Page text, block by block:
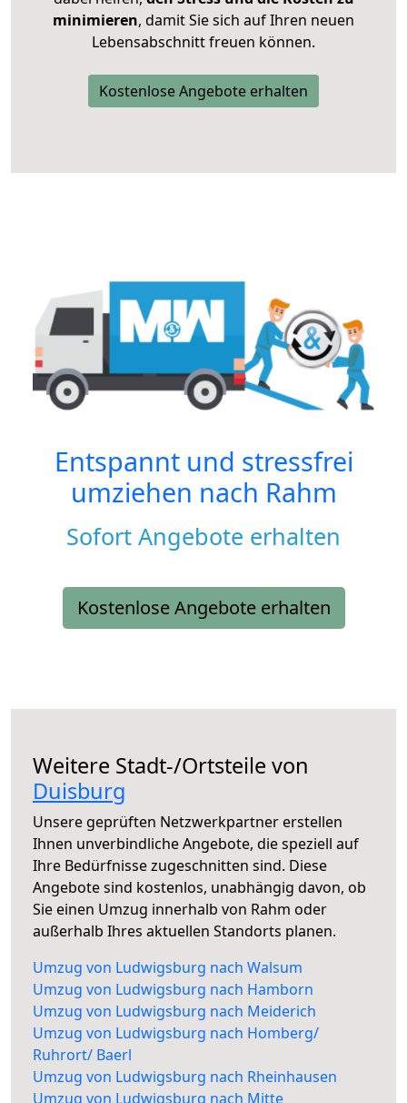
minimieren, damit Sie sich auf Ihren neuen
Lebensabschnitt freuen können.
Kostenlose Angebote erhalten
Entspannt und stressfrei
umziehen nach Rahm
Sofort Angebote erhalten
Kostenlose Angebote erhalten
Weitere Stadt-/Ortsteile von
Duisburg
Unsere geprüften Netzwerkpartner erstellen
Ihnen unverbindliche Angebote, die speziell auf
Ihre Bedürfnisse zugeschnitten sind. Diese
Angebote sind kostenlos, unabhängig davon, ob
Sie einen Umzug innerhalb von Rahm oder
außerhalb Ihres aktuellen Standorts planen.
Umzug von Ludwigsburg nach Walsum
Umzug von Ludwigsburg nach Hamborn
Umzug von Ludwigsburg nach Meiderich
Umzug von Ludwigsburg nach Homberg/
Ruhrort/ Baerl
Umzug von Ludwigsburg nach Rheinhausen
Umzug von Ludwigsburg nach Mitte